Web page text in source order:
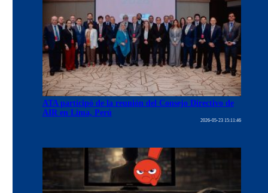
ATA participó de la reunión del Consejo Directivo de
AIR en Lima, Perú
2026-05-23 15:11:46